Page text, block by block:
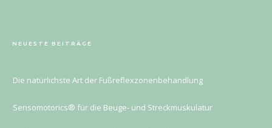
NEUESTE BEITRÄGE
Die natürlichste Art der Fußreflexzonenbehandlung
Sensomotorics® für die Beuge- und Streckmuskulatur